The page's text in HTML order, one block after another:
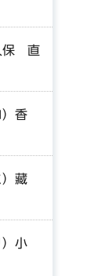
保 直
香
藏
小